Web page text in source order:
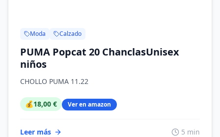
Moda Calzado
PUMA Popcat 20 ChanclasUnisex
niños
CHOLLO PUMA 11.22
💰18,00 € Ver en amazon
Leer más 5 min